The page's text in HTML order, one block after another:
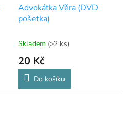
Advokátka Věra (DVD
pošetka)
Skladem (>2 ks)
20 Kč
Do košíku